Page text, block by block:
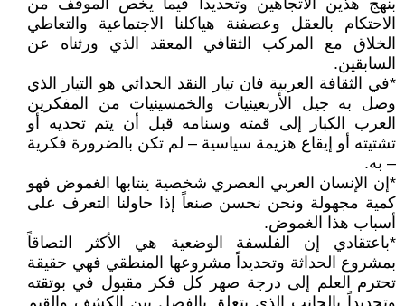
بنهج هذين الاتجاهين وتحديدا فيما يخص الموقف من
الاحتكام بالعقل وعصفنة هياكلنا الاجتماعية والتعاطي
الخلاق مع المركب الثقافي المعقد الذي ورثناه عن
السابقين.
*في الثقافة العربية فان تيار النقد الحداثي هو التيار الذي
وصل به جيل الأربعينيات والخمسينيات من المفكرين
العرب الكبار إلى قمته وسنامه قبل أن يتم تحديه أو
تشتيته أو إيقاع هزيمة سياسية – لم تكن بالضرورة فكرية
– به.
*إن الإنسان العربي العصري شخصية ينتابها الغموض فهو
كمية مجهولة ونحن نحسن صنعاً إذا حاولنا التعرف على
أسباب هذا الغموض.
*باعتقادي إن الفلسفة الوضعية هي الأكثر التصاقاً
بمشروع الحداثة وتحديداً مشروعها المنطقي فهي حقيقة
تحترم العلم إلى درجة صهر كل فكر مقبول في بوتقته